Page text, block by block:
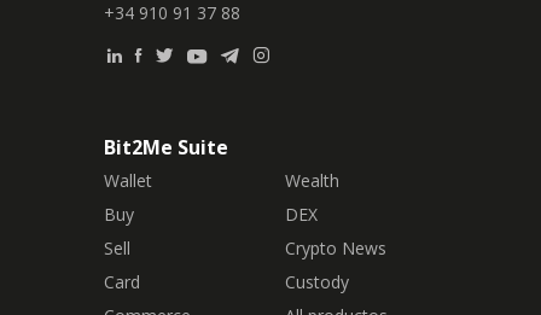
+34 910 91 37 88
Bit2Me Suite
Wallet
Buy
Sell
Card
Wealth
DEX
Crypto News
Custody